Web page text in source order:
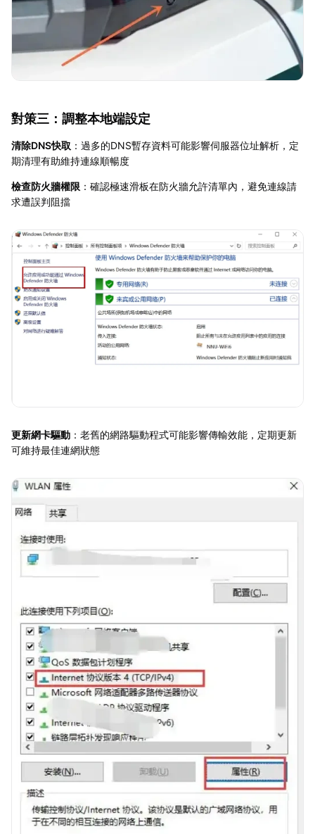
對策三：調整本地端設定
清除DNS快取 ：過多的DNS暫存資料可能影響伺服器位址解析，定
期清理有助維持連線順暢度
檢查防火牆權限 ：確認極速滑板在防火牆允許清單內，避免連線請
求遭誤判阻擋
更新網卡驅動 ：老舊的網路驅動程式可能影響傳輸效能，定期更新
可維持最佳連網狀態